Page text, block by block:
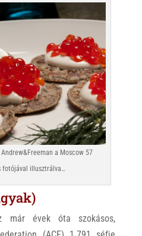
Andrew&Freeman a Moscow 57
fotójával illusztrálva…
már évek óta szokásos,